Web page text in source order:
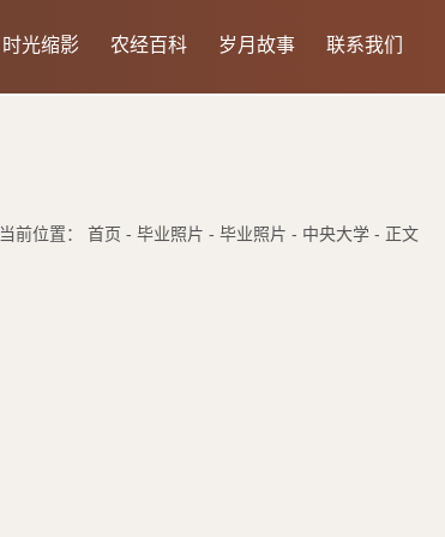
时光缩影 农经百科 岁月故事 联系我们
当前位置： 首页 - 毕业照片 - 毕业照片 - 中央大学 - 正文